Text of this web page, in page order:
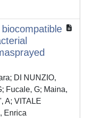
DI NUNZIO,
Fucale, G; Maina,
A; VITALE
Enrica